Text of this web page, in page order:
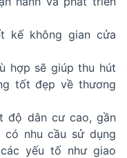
kế không gian cửa
hợp sẽ giúp thu hút
tốt đẹp về thương
độ dân cư cao, gần
nhu cầu sử dụng
yếu tố như giao